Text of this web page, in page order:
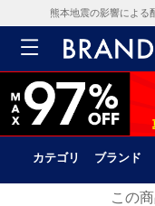
熊本地震の影響による
カテゴリ ブランド
この